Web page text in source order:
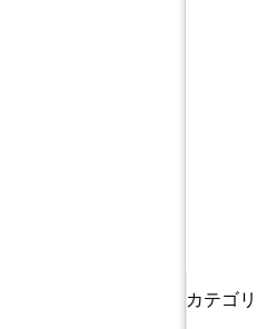
カテゴ